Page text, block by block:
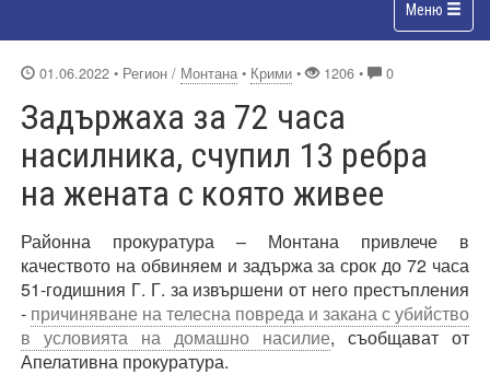
Меню
01.06.2022 • Регион / Монтана • Крими • 1206 • 0
Задържаха за 72 часа
насилника, счупил 13 ребра
на жената с която живее
Районна прокуратура – Монтана привлече в
качеството на обвиняем и задържа за срок до 72 часа
51-годишния Г. Г. за извършени от него престъпления
- причиняване на телесна повреда и закана с убийство
в условията на домашно насилие, съобщават от
Апелативна прокуратура.